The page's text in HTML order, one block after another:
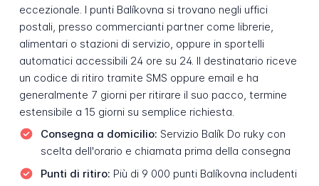
eccezionale. I punti Balíkovna si trovano negli uffici
postali, presso commercianti partner come librerie,
alimentari o stazioni di servizio, oppure in sportelli
automatici accessibili 24 ore su 24. Il destinatario riceve
un codice di ritiro tramite SMS oppure email e ha
generalmente 7 giorni per ritirare il suo pacco, termine
estensibile a 15 giorni su semplice richiesta.
Consegna a domicilio: Servizio Balík Do ruky con
scelta dell'orario e chiamata prima della consegna
Punti di ritiro: Più di 9 000 punti Balíkovna includenti